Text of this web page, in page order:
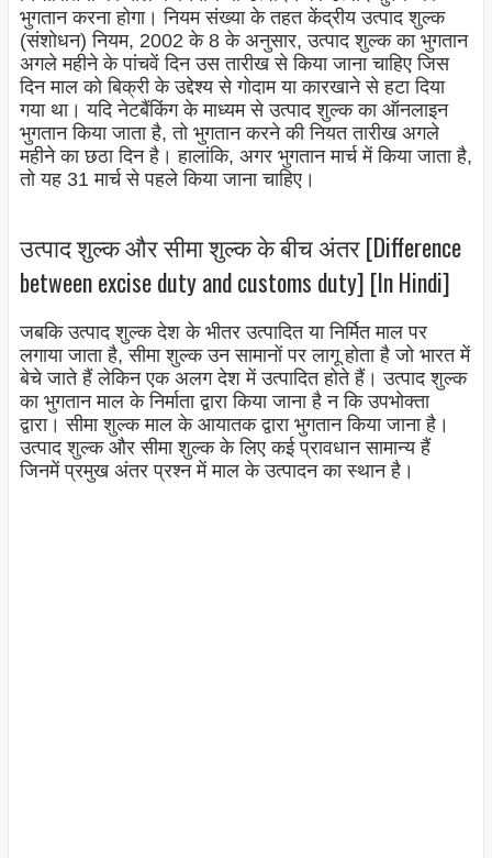
भुगतान करना होगा। नियम संख्या के तहत केंद्रीय उत्पाद शुल्क
(संशोधन) नियम, 2002 के 8 के अनुसार, उत्पाद शुल्क का भुगतान
अगले महीने के पांचवें दिन उस तारीख से किया जाना चाहिए जिस
दिन माल को बिक्री के उद्देश्य से गोदाम या कारखाने से हटा दिया
गया था। यदि नेटबैंकिंग के माध्यम से उत्पाद शुल्क का ऑनलाइन
भुगतान किया जाता है, तो भुगतान करने की नियत तारीख अगले
महीने का छठा दिन है। हालांकि, अगर भुगतान मार्च में किया जाता है,
तो यह 31 मार्च से पहले किया जाना चाहिए।
उत्पाद शुल्क और सीमा शुल्क के बीच अंतर [Difference
between excise duty and customs duty] [In Hindi]
जबकि उत्पाद शुल्क देश के भीतर उत्पादित या निर्मित माल पर
लगाया जाता है, सीमा शुल्क उन सामानों पर लागू होता है जो भारत में
बेचे जाते हैं लेकिन एक अलग देश में उत्पादित होते हैं। उत्पाद शुल्क
का भुगतान माल के निर्माता द्वारा किया जाना है न कि उपभोक्ता
द्वारा। सीमा शुल्क माल के आयातक द्वारा भुगतान किया जाना है।
उत्पाद शुल्क और सीमा शुल्क के लिए कई प्रावधान सामान्य हैं
जिनमें प्रमुख अंतर प्रश्न में माल के उत्पादन का स्थान है।